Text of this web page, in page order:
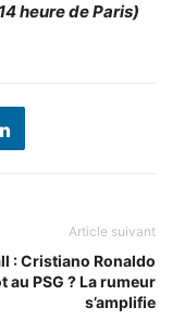
heure de Paris)
Article suivant
: Cristiano Ronaldo
au PSG ? La rumeur
s’amplifie